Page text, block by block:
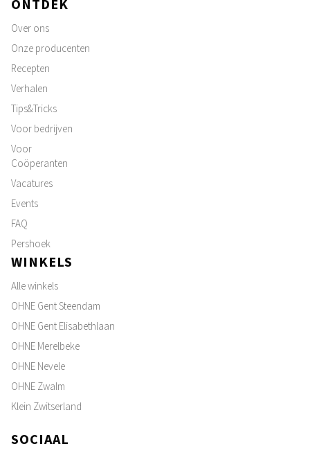
ONTDEK
Over ons
Onze producenten
Recepten
Verhalen
Tips&Tricks
Voor bedrijven
Voor
Coöperanten
Vacatures
Events
FAQ
Pershoek
WINKELS
Alle winkels
OHNE Gent Steendam
OHNE Gent Elisabethlaan
OHNE Merelbeke
OHNE Nevele
OHNE Zwalm
Klein Zwitserland
SOCIAAL